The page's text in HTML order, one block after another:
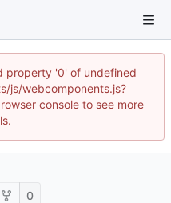
property '0' of undefined
js/webcomponents.js?
console to see more
0